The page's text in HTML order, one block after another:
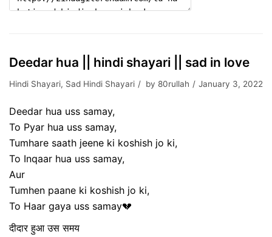
Deedar hua || hindi shayari || sad in love
Hindi Shayari, Sad Hindi Shayari by 80rullah January 3, 2022
Deedar hua uss samay,
To Pyar hua uss samay,
Tumhare saath jeene ki koshish jo ki,
To Inqaar hua uss samay,
Aur
Tumhen paane ki koshish jo ki,
To Haar gaya uss samay💔
दीदार हुआ उस समय